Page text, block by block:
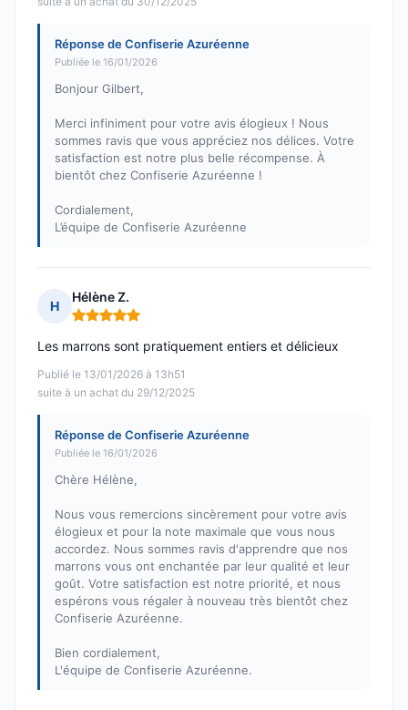
Réponse de Confiserie Azuréenne
Publiée le 16/01/2026
Bonjour Gilbert,
Merci infiniment pour votre avis élogieux ! Nous
sommes ravis que vous appréciez nos délices. Votre
satisfaction est notre plus belle récompense. À
bientôt chez Confiserie Azuréenne !
Cordialement,
L’équipe de Confiserie Azuréenne
H
Hélène Z.
Note : 5 sur 5
Publié le 13/01/2026 à 13h51
suite à un achat du 29/12/2025
Les marrons sont pratiquement entiers et délicieux
Réponse de Confiserie Azuréenne
Publiée le 16/01/2026
Chère Hélène,
Nous vous remercions sincèrement pour votre avis
élogieux et pour la note maximale que vous nous
accordez. Nous sommes ravis d'apprendre que nos
marrons vous ont enchantée par leur qualité et leur
goût. Votre satisfaction est notre priorité, et nous
espérons vous régaler à nouveau très bientôt chez
Confiserie Azuréenne.
Bien cordialement,
L'équipe de Confiserie Azuréenne.